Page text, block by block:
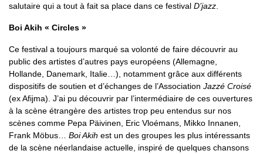
salutaire qui a tout à fait sa place dans ce festival D’jazz
Boi Akih « Circles »
Ce festival a toujours marqué sa volonté de faire découvrir au
public des artistes d’autres pays européens (Allemagne,
Hollande, Danemark, Italie…), notamment grâce aux différents
dispositifs de soutien et d’échanges de l’Association Jazzé Croisé
(ex Afijma). J’ai pu découvrir par l’intermédiaire de ces ouvertures
à la scène étrangère des artistes trop peu entendus sur nos
scènes comme Pepa Päivinen, Eric Vloémans, Mikko Innanen,
Frank Möbus… Boi Akih est un des groupes les plus intéressants
de la scène néerlandaise actuelle, inspiré de quelques chansons